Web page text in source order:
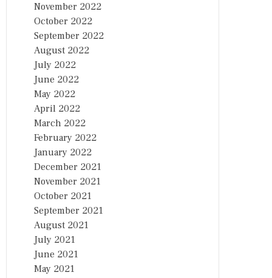
November 2022
October 2022
September 2022
August 2022
July 2022
June 2022
May 2022
April 2022
March 2022
February 2022
January 2022
December 2021
November 2021
October 2021
September 2021
August 2021
July 2021
June 2021
May 2021